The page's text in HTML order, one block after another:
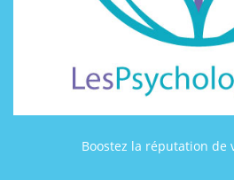
Boostez la réputation de